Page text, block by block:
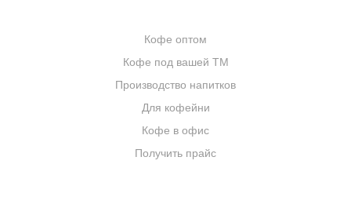
Кофе оптом
Кофе под вашей ТМ
Производство напитков
Для кофейни
Кофе в офис
Получить прайс